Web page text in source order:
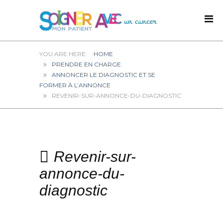
HOME
PRENDRE EN CHARGE
ANNONCER LE DIAGNOSTIC ET SE
FORMER À L’ANNONCE
REVENIR-SUR-ANNONCE-DU-DIAGNOSTIC
Revenir-sur-
annonce-du-
diagnostic